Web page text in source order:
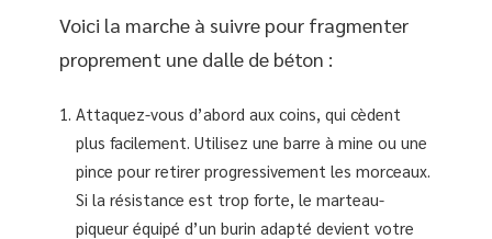
Voici la marche à suivre pour fragmenter
proprement une dalle de béton :
Attaquez-vous d’abord aux coins, qui cèdent
plus facilement. Utilisez une barre à mine ou une
pince pour retirer progressivement les morceaux.
Si la résistance est trop forte, le marteau-
piqueur équipé d’un burin adapté devient votre